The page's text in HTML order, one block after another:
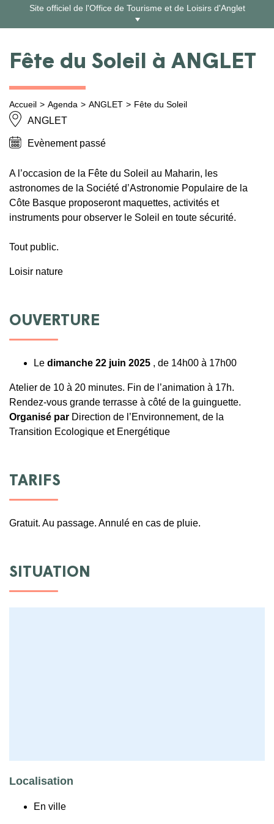
contenu
Site officiel de l'Office de Tourisme et de Loisirs d'Anglet
Fête du Soleil à ANGLET
Accueil Agenda ANGLET Fête du Soleil
ANGLET
Evènement passé
A l’occasion de la Fête du Soleil au Maharin, les
astronomes de la Société d’Astronomie Populaire de la
Côte Basque proposeront maquettes, activités et
instruments pour observer le Soleil en toute sécurité.
Tout public.
Loisir nature
OUVERTURE
Le dimanche 22 juin 2025 , de 14h00 à 17h00
Atelier de 10 à 20 minutes. Fin de l’animation à 17h.
Rendez-vous grande terrasse à côté de la guinguette.
Organisé par Direction de l’Environnement, de la
Transition Ecologique et Energétique
TARIFS
Gratuit. Au passage. Annulé en cas de pluie.
SITUATION
Localisation
En ville